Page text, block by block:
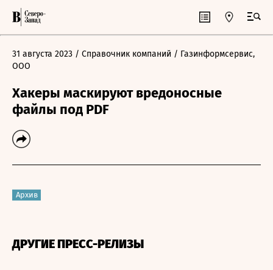
31 августа 2023 / Справочник компаний / Газинформсервис,
ООО
Хакеры маскируют вредоносные
файлы под PDF
Архив
ДРУГИЕ ПРЕСС-РЕЛИЗЫ